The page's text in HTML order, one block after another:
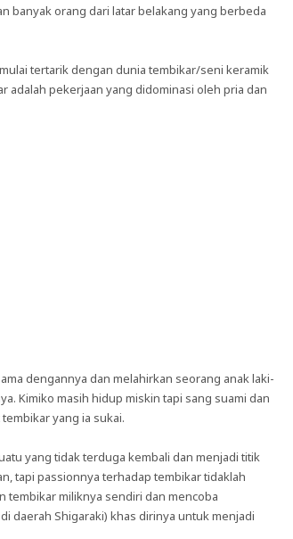
banyak orang dari latar belakang yang berbeda
tertarik dengan dunia tembikar/seni keramik
adalah pekerjaan yang didominasi oleh pria dan
dengannya dan melahirkan seorang anak laki-
Kimiko masih hidup miskin tapi sang suami dan
yang ia sukai.
yang tidak terduga kembali dan menjadi titik
tapi passionnya terhadap tembikar tidaklah
tembikar miliknya sendiri dan mencoba
daerah Shigaraki) khas dirinya untuk menjadi